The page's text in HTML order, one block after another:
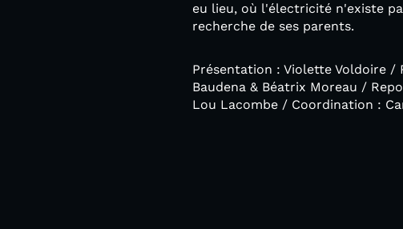
eu lieu, où l'électricité n'existe
recherche de ses parents.
Présentation : Violette Voldoire /
Baudena & Béatrix Moreau /
Lou Lacombe / Coordination :